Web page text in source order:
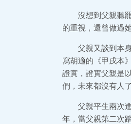
沒想到父親聽
的重視，還曾做過
父親又談到本
寫胡適的《甲戌本
證實，證實父親是
們，未來都沒有人了
父親平生兩次
年，當父親第二次